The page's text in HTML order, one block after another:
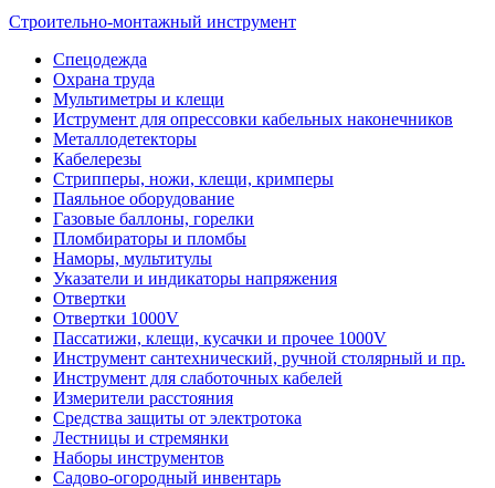
Строительно-монтажный инструмент
Спецодежда
Охрана труда
Мультиметры и клещи
Иструмент для опрессовки кабельных наконечников
Металлодетекторы
Кабелерезы
Стрипперы, ножи, клещи, кримперы
Паяльное оборудование
Газовые баллоны, горелки
Пломбираторы и пломбы
Наморы, мультитулы
Указатели и индикаторы напряжения
Отвертки
Отвертки 1000V
Пассатижи, клещи, кусачки и прочее 1000V
Инструмент сантехнический, ручной столярный и пр.
Инструмент для слаботочных кабелей
Измерители расстояния
Средства защиты от электротока
Лестницы и стремянки
Наборы инструментов
Садово-огородный инвентарь